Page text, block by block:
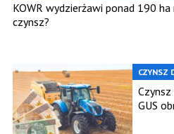
KOWR wydzierżawi ponad 190 ha
czynsz?
CZYNSZ
GUS